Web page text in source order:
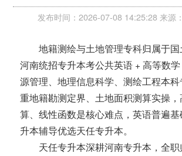
发布时间：2026-07-08 14:25:28 来源：
地籍测绘与土地管理专科归属于国
河南统招专升本考公共英语 + 高等数
源管理、地理信息科学、测绘工程本
重地籍勘测定界、土地面积测算实操
算、线性函数是核心难点，英语普遍
升本辅导优选天任专升本。
天任专升本深耕河南专升本，全职